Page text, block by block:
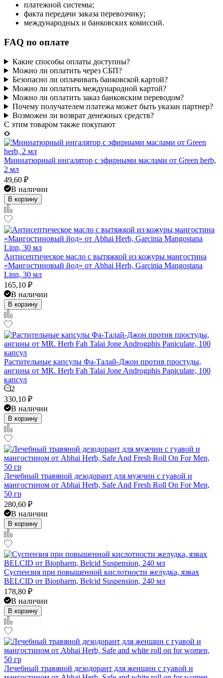
платежной системы;
факта передачи заказа перевозчику;
международных и банковских комиссий.
FAQ по оплате
Какие способы оплаты доступны?
Можно ли оплатить через СБП?
Безопасно ли оплачивать банковской картой?
Можно ли оплатить международной картой?
Можно ли оплатить заказ банковским переводом?
Почему получателем платежа может быть указан партнер?
Возможен ли возврат денежных средств?
C этим товаром также покупают
Миниатюрный ингалятор с эфирными маслами от Green herb,
2 мл
49,60 ₽
В наличии
В корзину
Антисептическое масло с вытяжкой из кожуры мангостина
«Мангостиновый йод» от Abhai Herb, Garcinia Mangostana
Linn, 30 мл
165,10 ₽
В наличии
В корзину
Растительные капсулы Фа-Талай-Джон против простуды,
ангины от MR. Herb Fah Talai Jone Androgphis Paniculate, 100
капсул
2
330,10 ₽
В наличии
В корзину
Лечебный травяной дезодорант для мужчин с гуавой и
мангостином от Abhai Herb, Safe And Fresh Roll On For Men,
50 гр
280,60 ₽
В наличии
В корзину
Суспензия при повышенной кислотности желудка, язвах
BELCID от Biopharm, Belcid Suspension, 240 мл
178,80 ₽
В наличии
В корзину
Лечебный травяной дезодорант для женщин с гуавой и